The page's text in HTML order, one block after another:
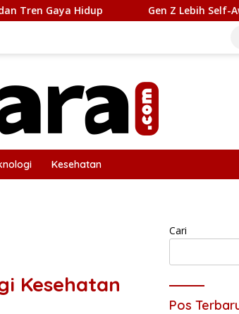
Gen Z Lebih Self-Aware dan
Kesehatan
Kesehatan
Cari
Pos